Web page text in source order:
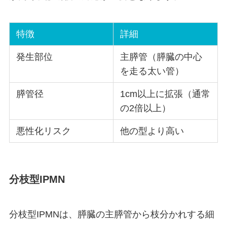
特徴 詳細
発生部位
主膵管（膵臓の中心
を走る太い管）
膵管径
1cm以上に拡張（通常
の2倍以上）
悪性化リスク 他の型より高い
分枝型IPMN
分枝型IPMNは、膵臓の主膵管から枝分かれする細